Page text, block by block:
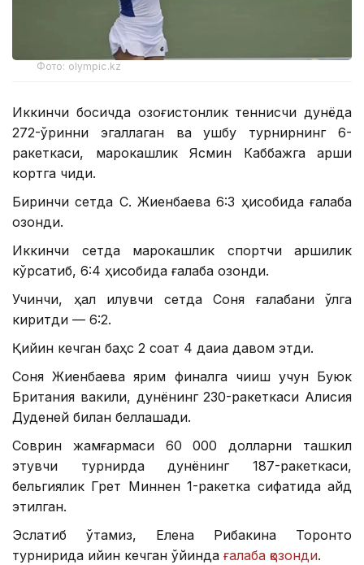
Фото: olympic.kz
Иккинчи босқичда қозоғистонлик теннисчи дунёда
272-ўринни эгаллаган ва ушбу турнирнинг 6-
ракеткаси, марокашлик Ясмин Каббажга қарши
кортга чиқди.
Биринчи сетда С. Жиенбаева 6:3 ҳисобида ғалаба
қозонди.
Иккинчи сетда марокашлик спортчи қаршилик
кўрсатиб, 6:4 ҳисобида ғалаба қозонди.
Учинчи, ҳал қилувчи сетда Соня ғалабани қўлга
киритди — 6:2.
Қийин кечган баҳс 2 соат 4 дақиқа давом этди.
Соня Жиенбаева ярим финалга чиқиш учун Буюк
Британия вакили, дунёнинг 230-ракеткаси Алисия
Дуденей билан беллашади.
Соврин жамғармаси 60 000 долларни ташкил
этувчи турнирда дунёнинг 187-ракеткаси,
бельгиялик Грет Миннен 1-ракетка сифатида қайд
этилган.
Эслатиб ўтамиз, Елена Рибакина Торонто
турнирида қийин кечган ўйинда ғалаба қозонди.